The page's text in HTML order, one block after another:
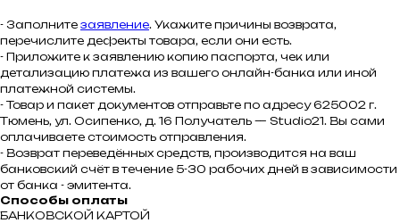
- Заполните заявление. Укажите причины возврата,
перечислите дефекты товара, если они есть.
- Приложите к заявлению копию паспорта, чек или
детализацию платежа из вашего онлайн-банка или иной
платежной системы.
- Товар и пакет документов отправьте по адресу 625002 г.
Тюмень, ул. Осипенко, д. 16 Получатель — Studio21. Вы сами
оплачиваете стоимость отправления.
- Возврат переведённых средств, производится на ваш
банковский счёт в течение 5-30 рабочих дней в зависимости
от банка - эмитента.
Способы оплаты
БАНКОВСКОЙ КАРТОЙ